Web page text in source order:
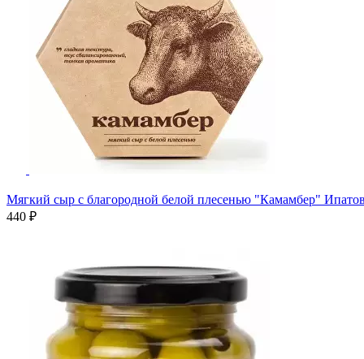
Мягкий сыр с благородной белой плесенью "Камамбер"
440 ₽